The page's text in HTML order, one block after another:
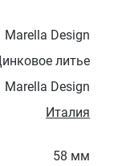
Marella Design
литье
Marella Design
Италия
58 мм